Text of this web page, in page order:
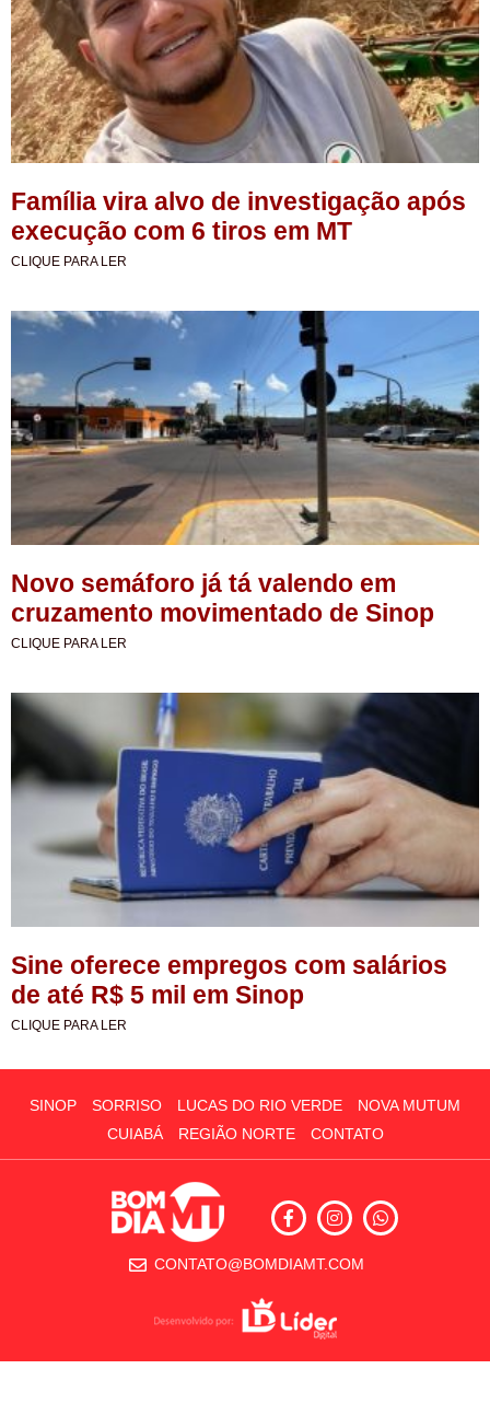
Família vira alvo de investigação após
execução com 6 tiros em MT
CLIQUE PARA LER
Novo semáforo já tá valendo em
cruzamento movimentado de Sinop
CLIQUE PARA LER
Sine oferece empregos com salários
de até R$ 5 mil em Sinop
CLIQUE PARA LER
SINOP SORRISO LUCAS DO RIO VERDE
NOVA MUTUM
CUIABÁ
REGIÃO NORTE CONTATO
CONTATO@BOMDIAMT.COM